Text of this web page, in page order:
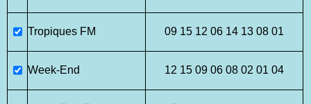
Tropiques FM 09 15 12 06 14 13 08 01
Week-End 12 15 09 06 08 02 01 04